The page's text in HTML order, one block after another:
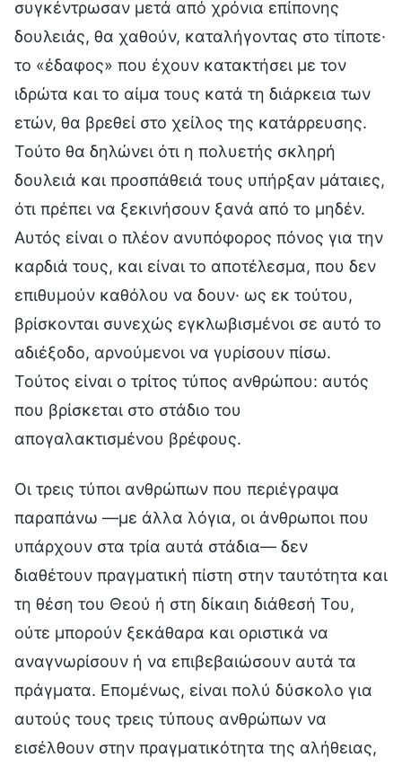
συγκέντρωσαν μετά από χρόνια επίπονης
δουλειάς, θα χαθούν, καταλήγοντας στο τίποτε·
το «έδαφος» που έχουν κατακτήσει με τον
ιδρώτα και το αίμα τους κατά τη διάρκεια των
ετών, θα βρεθεί στο χείλος της κατάρρευσης.
Τούτο θα δηλώνει ότι η πολυετής σκληρή
δουλειά και προσπάθειά τους υπήρξαν μάταιες,
ότι πρέπει να ξεκινήσουν ξανά από το μηδέν.
Αυτός είναι ο πλέον ανυπόφορος πόνος για την
καρδιά τους, και είναι το αποτέλεσμα, που δεν
επιθυμούν καθόλου να δουν· ως εκ τούτου,
βρίσκονται συνεχώς εγκλωβισμένοι σε αυτό το
αδιέξοδο, αρνούμενοι να γυρίσουν πίσω.
Τούτος είναι ο τρίτος τύπος ανθρώπου: αυτός
που βρίσκεται στο στάδιο του
απογαλακτισμένου βρέφους.
Οι τρεις τύποι ανθρώπων που περιέγραψα
παραπάνω —με άλλα λόγια, οι άνθρωποι που
υπάρχουν στα τρία αυτά στάδια— δεν
διαθέτουν πραγματική πίστη στην ταυτότητα και
τη θέση του Θεού ή στη δίκαιη διάθεσή Του,
ούτε μπορούν ξεκάθαρα και οριστικά να
αναγνωρίσουν ή να επιβεβαιώσουν αυτά τα
πράγματα. Επομένως, είναι πολύ δύσκολο για
αυτούς τους τρεις τύπους ανθρώπων να
εισέλθουν στην πραγματικότητα της αλήθειας,